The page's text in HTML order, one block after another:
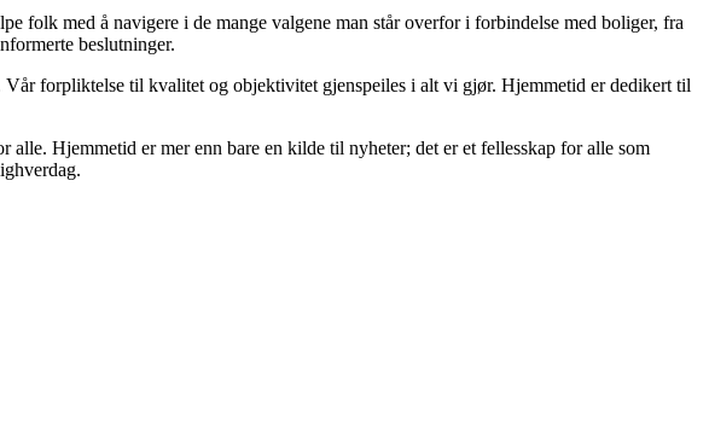
folk med å navigere i de mange valgene man står overfor i forbindelse med boliger, fra
beslutninger.
forpliktelse til kvalitet og objektivitet gjenspeiles i alt vi gjør. Hjemmetid er dedikert til
Hjemmetid er mer enn bare en kilde til nyheter; det er et fellesskap for alle som